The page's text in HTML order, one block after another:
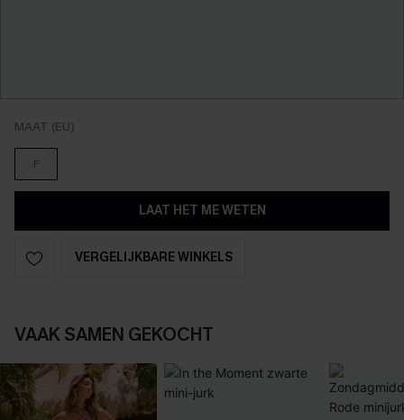
MAAT (EU)
F
LAAT HET ME WETEN
VERGELIJKBARE WINKELS
VAAK SAMEN GEKOCHT